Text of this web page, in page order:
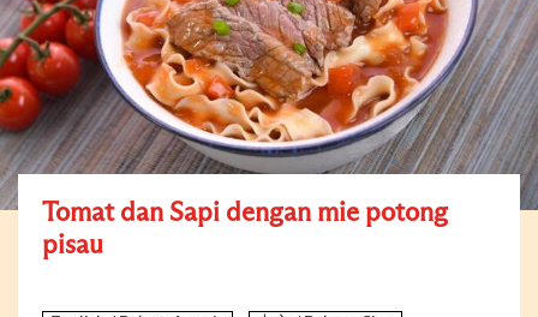
Tomat dan Sapi dengan mie potong
pisau